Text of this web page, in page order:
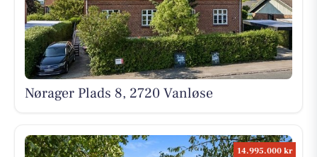
Nørager Plads 8, 2720 Vanløse
14.995.000 kr